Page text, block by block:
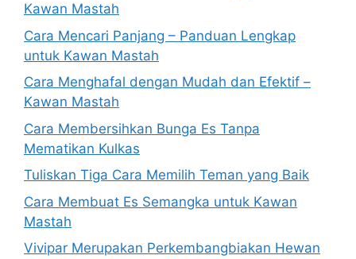
Kawan Mastah
Cara Mencari Panjang – Panduan Lengkap
untuk Kawan Mastah
Cara Menghafal dengan Mudah dan Efektif –
Kawan Mastah
Cara Membersihkan Bunga Es Tanpa
Mematikan Kulkas
Tuliskan Tiga Cara Memilih Teman yang Baik
Cara Membuat Es Semangka untuk Kawan
Mastah
Vivipar Merupakan Perkembangbiakan Hewan